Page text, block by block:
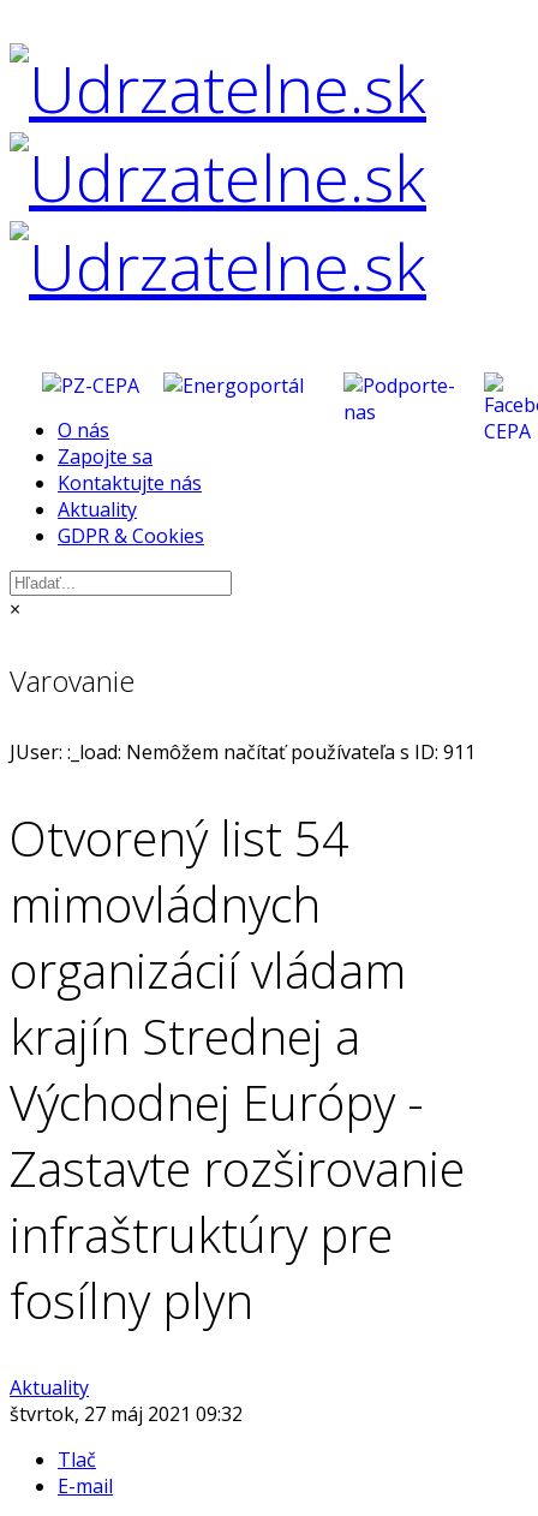
O nás
Zapojte sa
Kontaktujte nás
Aktuality
GDPR & Cookies
×
Varovanie
JUser: :_load: Nemôžem načítať používateľa s ID: 911
Otvorený list 54
mimovládnych
organizácií vládam
krajín Strednej a
Východnej Európy -
Zastavte rozširovanie
infraštruktúry pre
fosílny plyn
Aktuality
štvrtok, 27 máj 2021 09:32
Tlač
E-mail